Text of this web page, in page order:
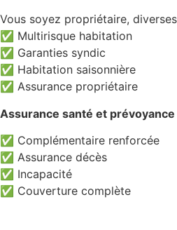
Vous soyez propriétaire,
✅ Multirisque habitation
✅ Garanties syndic
✅ Habitation saisonnière
✅ Assurance propriétaire
Assurance santé et prévoyance
✅ Complémentaire renforcée
✅ Assurance décès
✅ Incapacité
✅ Couverture complète